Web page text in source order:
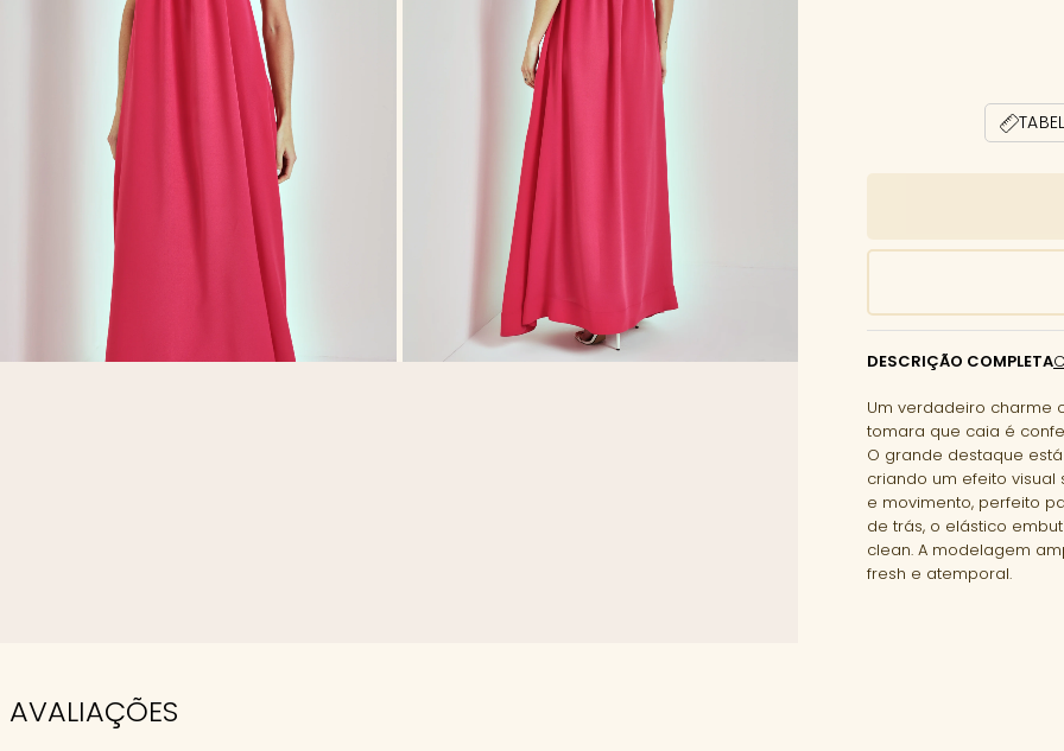
DESCRIÇÃO COMPLETA
Um verdadeiro charme
tomara que caia é
O grande destaque
criando um efeito
e movimento, perfeito
de trás, o elástico
clean. A modelagem
fresh e atemporal.
AVALIAÇÕES